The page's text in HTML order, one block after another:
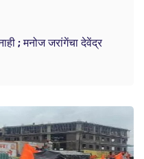
; मनोज जरांगेंचा देवेंद्र